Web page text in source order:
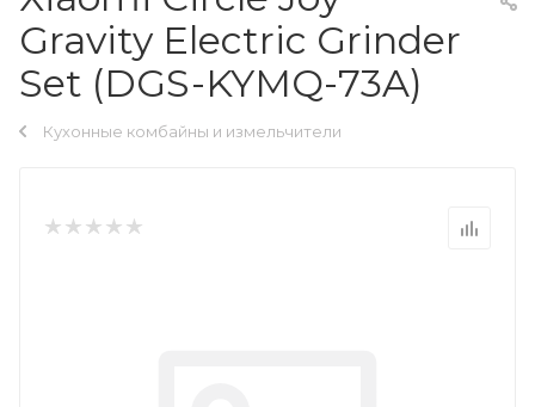
Gravity Electric Grinder
Set (DGS-KYMQ-73A)
Кухонные комбайны и измельчители